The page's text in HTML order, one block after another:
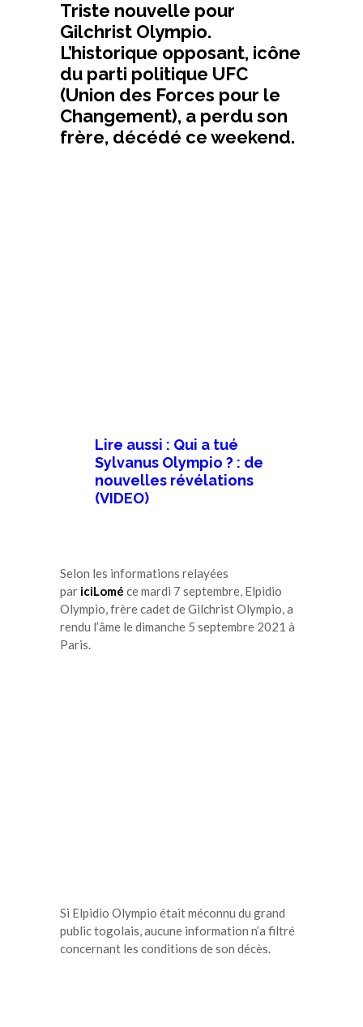
Triste nouvelle pour
Gilchrist Olympio.
L’historique opposant, icône
du parti politique UFC
(Union des Forces pour le
Changement), a perdu son
frère, décédé ce weekend.
Lire aussi : Qui a tué
Sylvanus Olympio ? : de
nouvelles révélations
(VIDEO)
Selon les informations relayées
par iciLomé ce mardi 7 septembre, Elpidio
Olympio, frère cadet de Gilchrist Olympio, a
rendu l’âme le dimanche 5 septembre 2021 à
Paris.
Si Elpidio Olympio était méconnu du grand
public togolais, aucune information n’a filtré
concernant les conditions de son décès.